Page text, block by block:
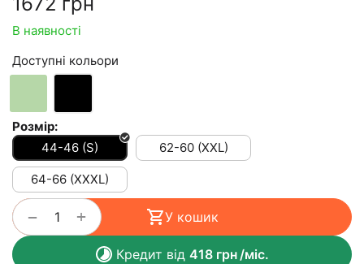
В наявності
Доступні кольори
Розмір:
44-46 (S)
62-60 (XXL)
64-66 (XXXL)
+
− У кошик
Кредит від 418грн/міс.